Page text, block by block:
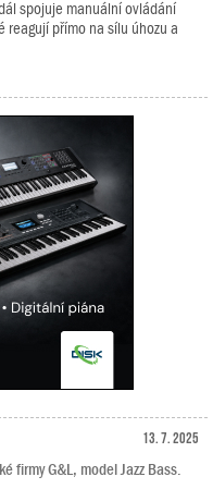
spojuje manuální ovládání
reagují přímo na sílu úhozu a
13. 7. 2025
firmy G&L, model Jazz Bass.